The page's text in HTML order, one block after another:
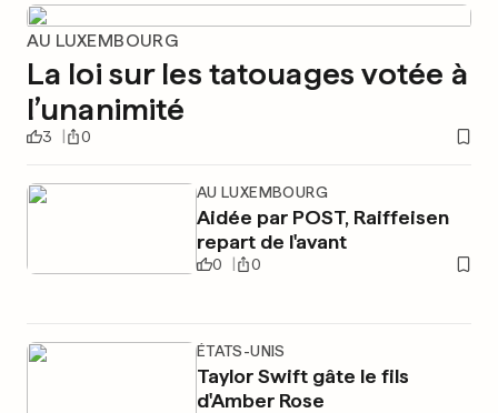
AU LUXEMBOURG
La loi sur les tatouages votée à
l’unanimité
3 0
AU LUXEMBOURG
Aidée par POST, Raiffeisen
repart de l'avant
0 0
ÉTATS-UNIS
Taylor Swift gâte le fils
d'Amber Rose